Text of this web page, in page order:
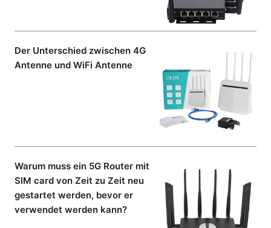
Der Unterschied zwischen 4G
Antenne und WiFi Antenne
Warum muss ein 5G Router mit
SIM card von Zeit zu Zeit neu
gestartet werden, bevor er
verwendet werden kann?